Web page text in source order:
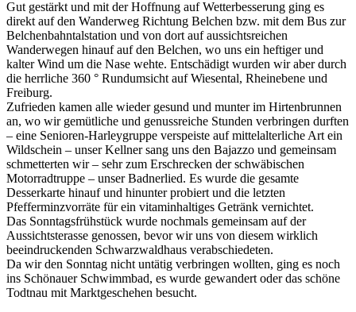
Gut gestärkt und mit der Hoffnung auf Wetterbesserung ging es
direkt auf den Wanderweg Richtung Belchen bzw. mit dem Bus zur
Belchenbahntalstation und von dort auf aussichtsreichen
Wanderwegen hinauf auf den Belchen, wo uns ein heftiger und
kalter Wind um die Nase wehte. Entschädigt wurden wir aber durch
die herrliche 360 ° Rundumsicht auf Wiesental, Rheinebene und
Freiburg.
Zufrieden kamen alle wieder gesund und munter im Hirtenbrunnen
an, wo wir gemütliche und genussreiche Stunden verbringen durften
– eine Senioren-Harleygruppe verspeiste auf mittelalterliche Art ein
Wildschein – unser Kellner sang uns den Bajazzo und gemeinsam
schmetterten wir – sehr zum Erschrecken der schwäbischen
Motorradtruppe – unser Badnerlied. Es wurde die gesamte
Desserkarte hinauf und hinunter probiert und die letzten
Pfefferminzvorräte für ein vitaminhaltiges Getränk vernichtet.
Das Sonntagsfrühstück wurde nochmals gemeinsam auf der
Aussichtsterasse genossen, bevor wir uns von diesem wirklich
beeindruckenden Schwarzwaldhaus verabschiedeten.
Da wir den Sonntag nicht untätig verbringen wollten, ging es noch
ins Schönauer Schwimmbad, es wurde gewandert oder das schöne
Todtnau mit Marktgeschehen besucht.